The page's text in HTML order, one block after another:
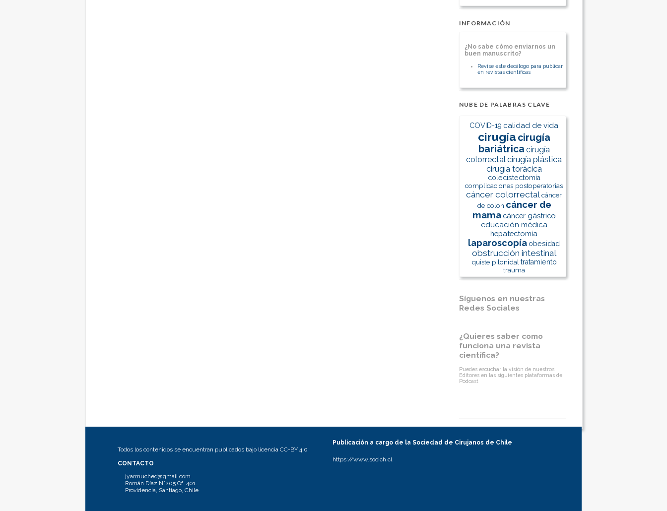
INFORMACIÓN
¿No sabe cómo enviarnos un
buen manuscrito?
Revise éste decálogo para publicar
en revistas científicas
NUBE DE PALABRAS CLAVE
COVID-19 calidad de vida
cirugía cirugía
bariátrica cirugía
colorrectalcirugía plástica
cirugía torácica
colecistectomía
complicaciones postoperatorias
cáncer colorrectalcáncer
de colon cáncer de
mama cáncer gástrico
educación médica
hepatectomía
laparoscopía obesidad
obstrucción intestinal
quiste pilonidal tratamiento
trauma
Síguenos en nuestras
Redes Sociales
¿Quieres saber como
funciona una revista
científica?
Puedes escuchar la visión de nuestros
Editores en las siguientes plataformas de
Podcast
Todos los contenidos se encuentran publicados bajo licencia CC-BY 4.0
CONTACTO
jyarmuched@gmail.com
Román Díaz N°205 Of. 401.
Providencia, Santiago, Chile
Publicación a cargo de la Sociedad de Cirujanos de Chile
https://www.socich.cl